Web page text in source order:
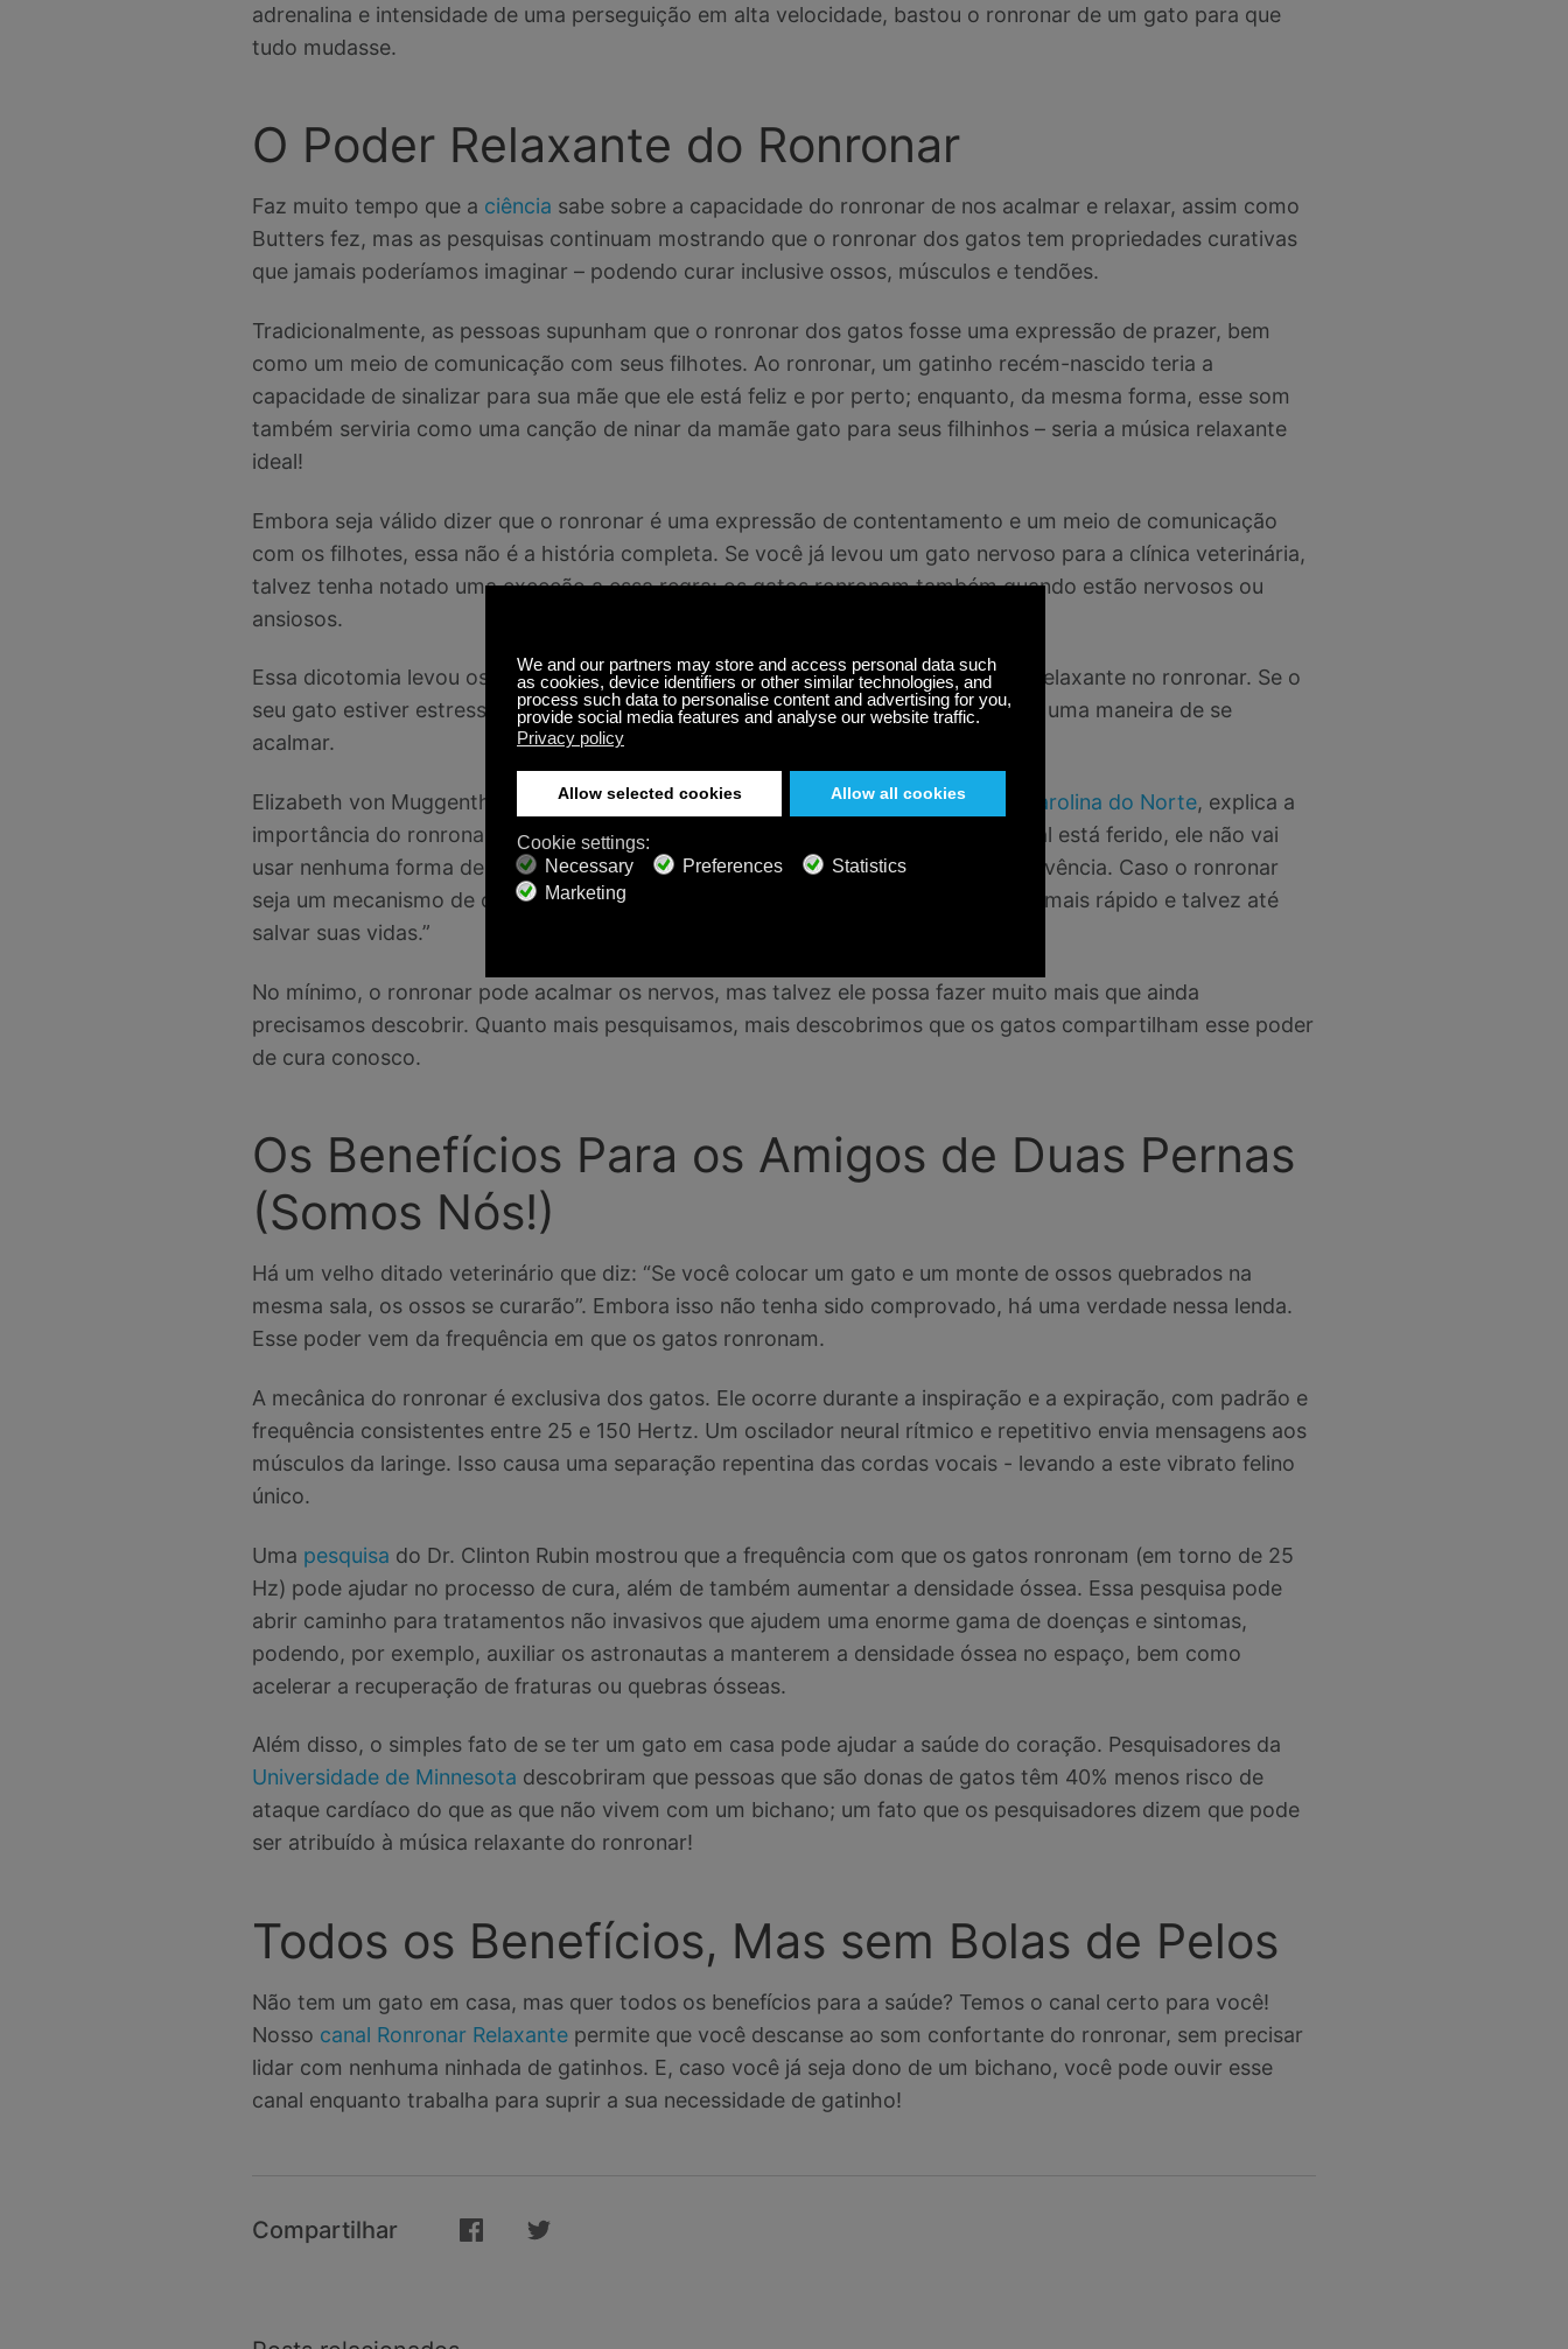
adrenalina e intensidade de uma perseguição em alta velocidade, bastou o ronronar de um gato para que
tudo mudasse.
O Poder Relaxante do Ronronar
Faz muito tempo que a ciência sabe sobre a capacidade do ronronar de nos acalmar e relaxar, assim como
Butters fez, mas as pesquisas continuam mostrando que o ronronar dos gatos tem propriedades curativas
que jamais poderíamos imaginar – podendo curar inclusive ossos, músculos e tendões.
Tradicionalmente, as pessoas supunham que o ronronar dos gatos fosse uma expressão de prazer, bem
como um meio de comunicação com seus filhotes. Ao ronronar, um gatinho recém-nascido teria a
capacidade de sinalizar para sua mãe que ele está feliz e por perto; enquanto, da mesma forma, esse som
também serviria como uma canção de ninar da mamãe gato para seus filhinhos – seria a música relaxante
ideal!
Embora seja válido dizer que o ronronar é uma expressão de contentamento e um meio de comunicação
com os filhotes, essa não é a história completa. Se você já levou um gato nervoso para a clínica veterinária,
talvez tenha notado uma exceção a essa regra: os gatos ronronam também quando estão nervosos ou
ansiosos.
Essa dicotomia levou os pesquisadores a teorizar que existe um elemento autorrelaxante no ronronar. Se o
seu gato estiver estressado ou cheio de ansiedade, ele vai usar o ronronar como uma maneira de se
acalmar.
Elizabeth von Muggenthaler, doFauna Communications Research Institute, na Carolina do Norte, explica a
importância do ronronar nessas situações estressantes; ela diz que “se um animal está ferido, ele não vai
usar nenhuma forma de energia a menos que essa seja benéfica para sua sobrevivência. Caso o ronronar
seja um mecanismo de cura, ele pode justamente ajudar os gatos a se recuperar mais rápido e talvez até
salvar suas vidas.”
No mínimo, o ronronar pode acalmar os nervos, mas talvez ele possa fazer muito mais que ainda
precisamos descobrir. Quanto mais pesquisamos, mais descobrimos que os gatos compartilham esse poder
de cura conosco.
Os Benefícios Para os Amigos de Duas Pernas
(Somos Nós!)
Há um velho ditado veterinário que diz: “Se você colocar um gato e um monte de ossos quebrados na
mesma sala, os ossos se curarão”. Embora isso não tenha sido comprovado, há uma verdade nessa lenda.
Esse poder vem da frequência em que os gatos ronronam.
A mecânica do ronronar é exclusiva dos gatos. Ele ocorre durante a inspiração e a expiração, com padrão e
frequência consistentes entre 25 e 150 Hertz. Um oscilador neural rítmico e repetitivo envia mensagens aos
músculos da laringe. Isso causa uma separação repentina das cordas vocais - levando a este vibrato felino
único.
Uma pesquisa do Dr. Clinton Rubin mostrou que a frequência com que os gatos ronronam (em torno de 25
Hz) pode ajudar no processo de cura, além de também aumentar a densidade óssea. Essa pesquisa pode
abrir caminho para tratamentos não invasivos que ajudem uma enorme gama de doenças e sintomas,
podendo, por exemplo, auxiliar os astronautas a manterem a densidade óssea no espaço, bem como
acelerar a recuperação de fraturas ou quebras ósseas.
Além disso, o simples fato de se ter um gato em casa pode ajudar a saúde do coração. Pesquisadores da
Universidade de Minnesota descobriram que pessoas que são donas de gatos têm 40% menos risco de
ataque cardíaco do que as que não vivem com um bichano; um fato que os pesquisadores dizem que pode
ser atribuído à música relaxante do ronronar!
Todos os Benefícios, Mas sem Bolas de Pelos
Não tem um gato em casa, mas quer todos os benefícios para a saúde? Temos o canal certo para você!
Nosso canal Ronronar Relaxantepermite que você descanse ao som confortante do ronronar, sem precisar
lidar com nenhuma ninhada de gatinhos. E, caso você já seja dono de um bichano, você pode ouvir esse
canal enquanto trabalha para suprir a sua necessidade de gatinho!
Compartilhar